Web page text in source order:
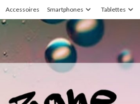
Accessoires Smartphones Tablettes